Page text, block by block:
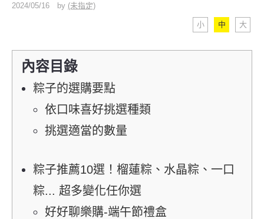
2024/05/16 by (未指定)
小 中 大
內容目錄
粽子的選購要點
依口味喜好挑選種類
挑選適當的數量
粽子推薦10選！榴蓮粽、水晶粽、一口
粽... 超多變化任你選
好好聊樂購-端午節禮盒